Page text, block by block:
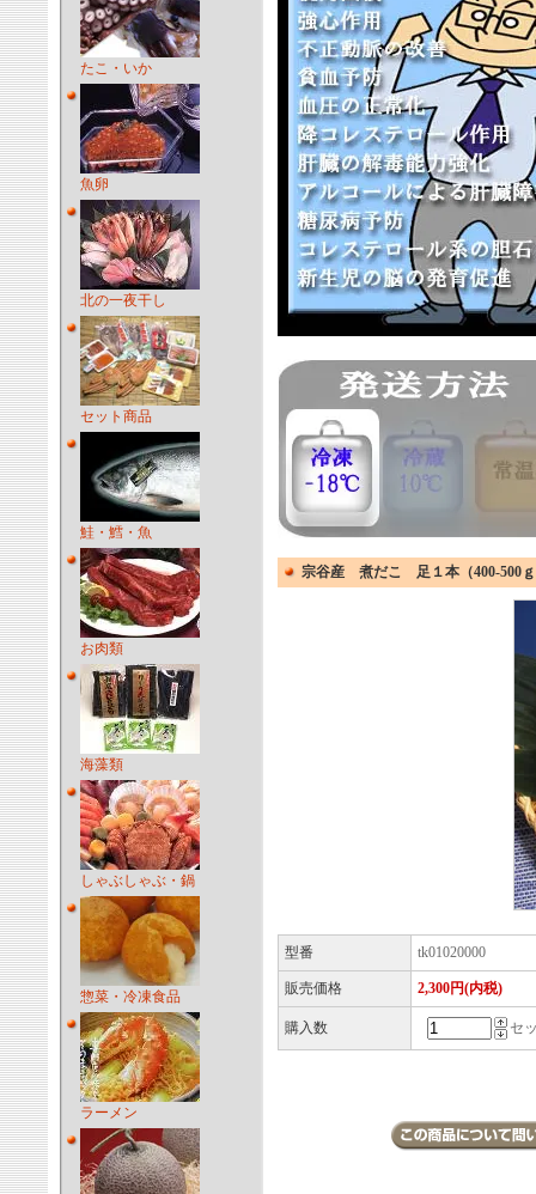
たこ・いか
魚卵
北の一夜干し
セット商品
鮭・鱈・魚
お肉類
海藻類
しゃぶしゃぶ・鍋
惣菜・冷凍食品
ラーメン
宗谷産 煮だこ 足１本（400-500
型番 tk01020000
販売価格 2,300円(内税)
購入数 セ